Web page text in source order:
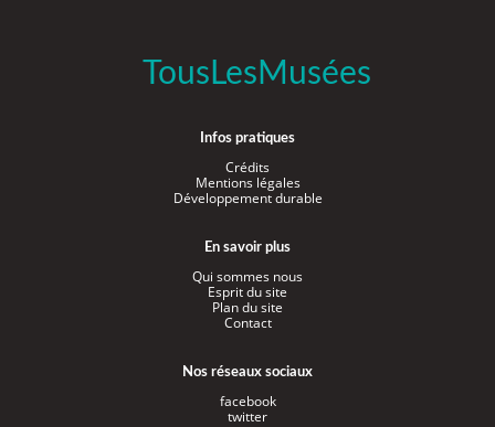
TousLesMusées
Infos pratiques
Crédits
Mentions légales
Développement durable
En savoir plus
Qui sommes nous
Esprit du site
Plan du site
Contact
Nos réseaux sociaux
facebook
twitter